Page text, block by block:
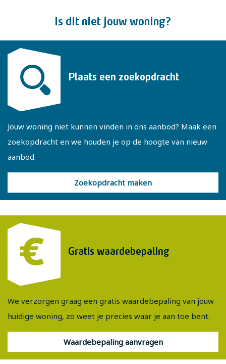
m², inhoud 602 m³, perceeloppervlakte 265 m²
Is dit niet jouw woning?
Plaats een zoekopdracht
Jouw woning niet kunnen vinden in ons aanbod? Maak een
zoekopdracht en we houden je op de hoogte van nieuw
aanbod.
Zoekopdracht maken
Gratis waardebepaling
We verzorgen graag een gratis waardebepaling van jouw
huidige woning, zo weet je precies waar je aan toe bent.
Waardebepaling aanvragen